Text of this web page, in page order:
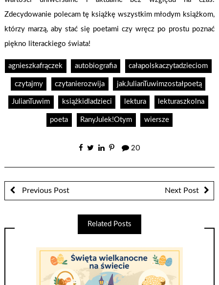
Zdecydowanie polecam tę książkę wszystkim młodym książkom,
którzy marzą, aby stać się poetami czy wręcz po prostu poznać
piękno literackiego świata!
agnieszkafrączek autobiografia całapolskaczytadzieciom
czytajmy czytanierozwija jakJulianTuwimzostałpoetą
JulianTuwim książkidladzieci lektura lekturaszkolna
poeta RanyJulek!Otym wiersze
20
Previous Post Next Post
Related Posts